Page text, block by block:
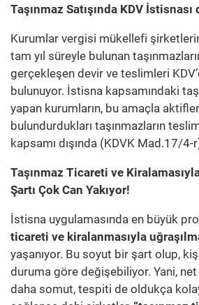
Taşınmaz Satışında KDV İstisnası
Kurumlar vergisi mükellefi
tam yıl süreyle bulunan
gerçekleşen devir ve teslimleri
bulunuyor. İstisna kapsamındaki
yapan kurumların, bu amaçla
bulundurdukları taşınmazların
kapsamı dışında (KDVK Mad.17/4-
Taşınmaz Ticareti ve
Şartı Çok Can Yakıyor!
İstisna uygulamasında en büyük
ticareti ve kiralanmasıyla
yaşanıyor. Bu soyut bir şart olup,
duruma göre değişebiliyor. Yani,
daha somut, tespiti de oldukça